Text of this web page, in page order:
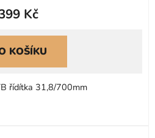
produktu
4,5
z
5
Kč
KOŠÍKU
řídítka 31,8/700mm